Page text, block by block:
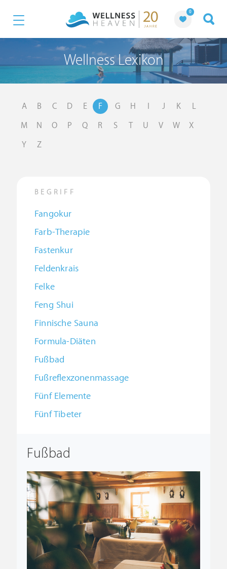
0
Wellness Lexikon
A B C D E F G H J K L
M N O P Q R S T U V W X
Y Z
BEGRIFF
Fangokur
Farb-Therapie
Fastenkur
Feldenkrais
Felke
Feng Shui
Finnische Sauna
Formula-Diäten
Fußbad
Fußreflexzonenmassage
Fünf Elemente
Fünf Tibeter
Fußbad